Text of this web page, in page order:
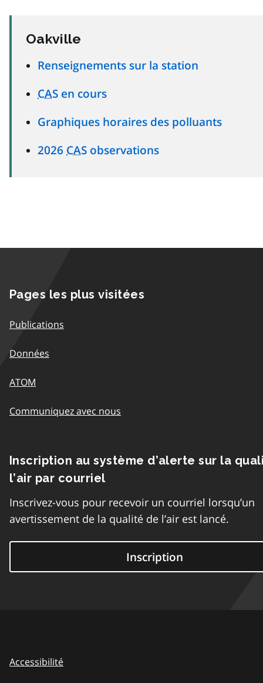
Oakville
Renseignements sur la station
CAS en cours
Graphiques horaires des polluants
2026 CAS observations
Pages les plus visitées
Publications
Données
ATOM
Communiquez avec nous
Inscription au système d’alerte sur la
l’air par courriel
Inscrivez-vous pour recevoir un courriel lorsqu’un
avertissement de la qualité de l’air est lancé.
Inscription
Accessibilité